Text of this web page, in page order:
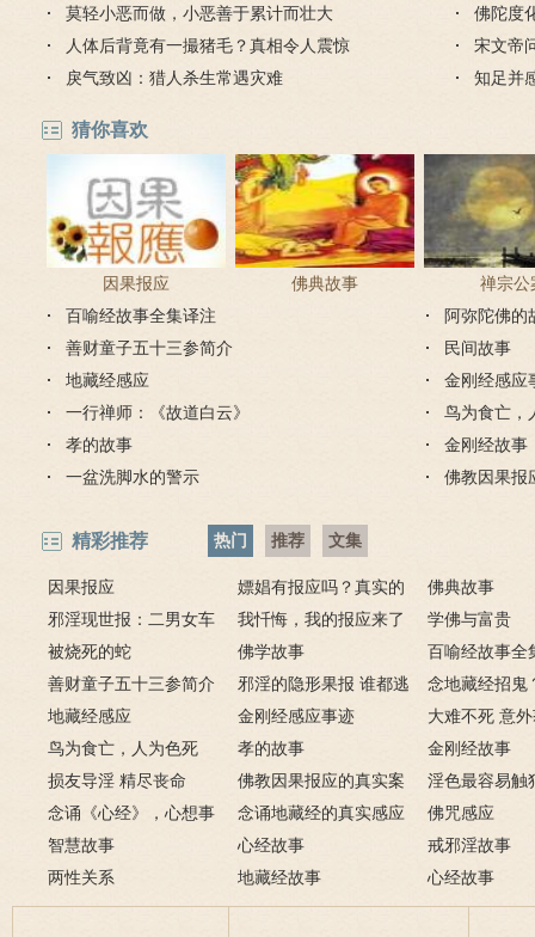
莫轻小恶而做，小恶善于累计而壮大
人体后背竟有一撮猪毛？真相令人震惊
戾气致凶：猎人杀生常遇灾难
是哪个
佛陀度
宋文帝
知足并
猜你喜欢
因果报应 佛典故事
禅宗公
百喻经故事全集译注
阿弥陀佛的
善财童子五十三参简介
民间故事
地藏经感应
金刚经感应
一行禅师：《故道白云》
鸟为食亡，
孝的故事
金刚经故事
一盆洗脚水的警示
佛教因果报
精彩推荐 热门 推荐 文集
因果报应
嫖娼有报应吗？真实的
嫖娼报应
佛典故事
邪淫现世报：二男女车
上纵欲酿车祸被烧死
我忏悔，我的报应来了
－淫人妻者，妻淫人
学佛与富贵
被烧死的蛇
佛学故事
百喻经故事全
善财童子五十三参简介
邪淫的隐形果报 谁都逃
不掉
念地藏经招鬼
地藏经的请进
地藏经感应 金刚经感应事迹
大难不死 意
致富的特异功
鸟为食亡，人为色死 孝的故事
金刚经故事
损友导淫 精尽丧命
佛教因果报应的真实案
例
淫色最容易触
淫欲心难清静
念诵《心经》，心想事
成
念诵地藏经的真实感应
六则
佛咒感应
智慧故事
心经故事
戒邪淫故事
两性关系
地藏经故事 心经故事